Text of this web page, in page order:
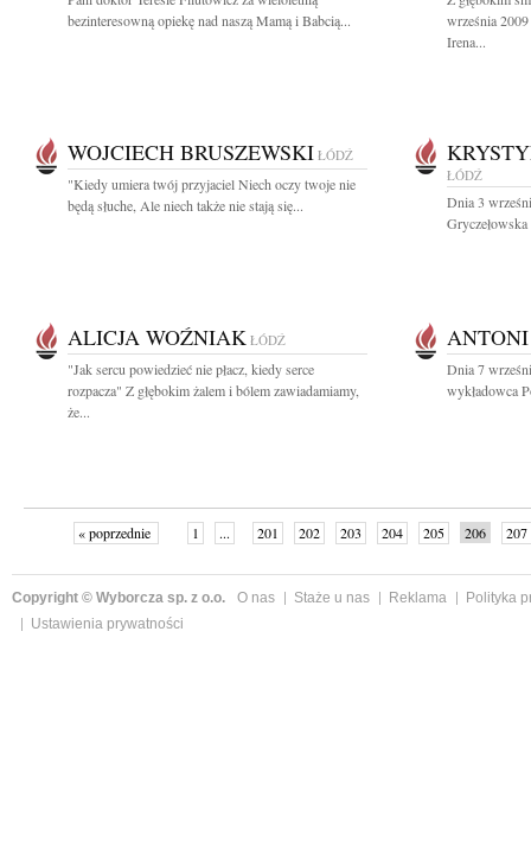
bezinteresowną opiekę nad naszą Mamą i Babcią...
września
Irena...
WOJCIECH BRUSZEWSKI ŁÓDŹ
"Kiedy umiera twój przyjaciel Niech oczy twoje nie
będą słuche, Ale niech także nie stają się...
ŁÓDŹ
Dnia 3
ALICJA WOŹNIAK ŁÓDŹ
"Jak sercu powiedzieć nie płacz, kiedy serce
rozpacza" Z głębokim żalem i bólem zawiadamiamy,
że...
Dnia 7
wykładowca
« poprzednie 1 ... 201 202 203 204 205 206 207
Copyright © Wyborcza sp. z o.o. O nas Staże u nas Reklama
Polityka
Ustawienia prywatności